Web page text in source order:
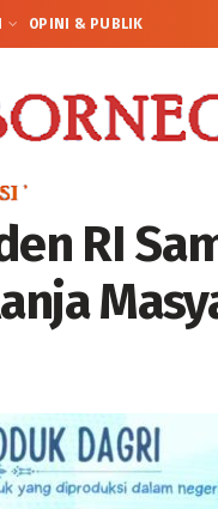
OPINI & PUBLIK
RI